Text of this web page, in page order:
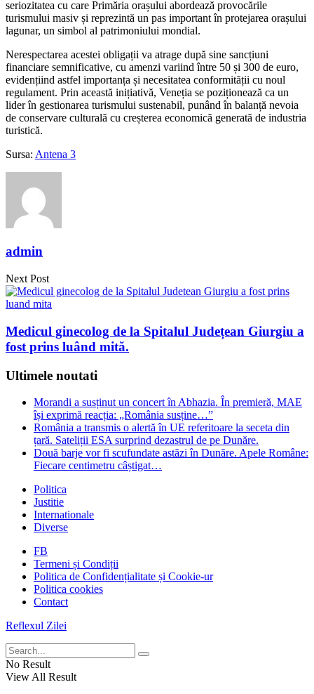
seriozitatea cu care Primăria orașului abordează provocările
turismului masiv și reprezintă un pas important în protejarea orașului
lagunar, un simbol al patrimoniului mondial.
Nerespectarea acestei obligații va atrage după sine sancțiuni
financiare semnificative, cu amenzi variind între 50 și 300 de euro,
evidențiind astfel importanța și necesitatea conformității cu noul
regulament. Prin această inițiativă, Veneția se poziționează ca un
lider în gestionarea turismului sustenabil, punând în balanță nevoia
de conservare culturală cu creșterea economică generată de industria
turistică.
Sursa: Antena 3
admin
Next Post
Medicul ginecolog de la Spitalul Județean Giurgiu a
fost prins luând mită.
Ultimele noutati
Morandi a susținut un concert în Abhazia. În premieră, MAE
își exprimă reacția: „România susține…”
România a transmis o alertă în UE referitoare la seceta din
țară. Sateliții ESA surprind dezastrul de pe Dunăre.
Două barje vor fi scufundate astăzi în Dunăre. Apele Române:
Fiecare centimetru câștigat…
Politica
Justitie
Internationale
Diverse
FB
Termeni și Condiții
Politica de Confidențialitate și Cookie-ur
Politica cookies
Contact
Reflexul Zilei
No Result
View All Result